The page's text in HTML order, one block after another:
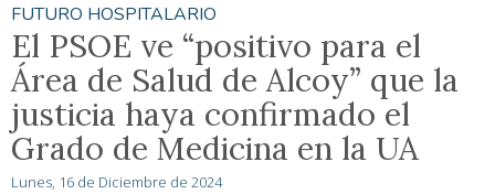
FUTURO HOSPITALARIO
El PSOE ve “positivo para el
Área de Salud de Alcoy” que la
justicia haya confirmado el
Grado de Medicina en la UA
Lunes, 16 de Diciembre de 2024